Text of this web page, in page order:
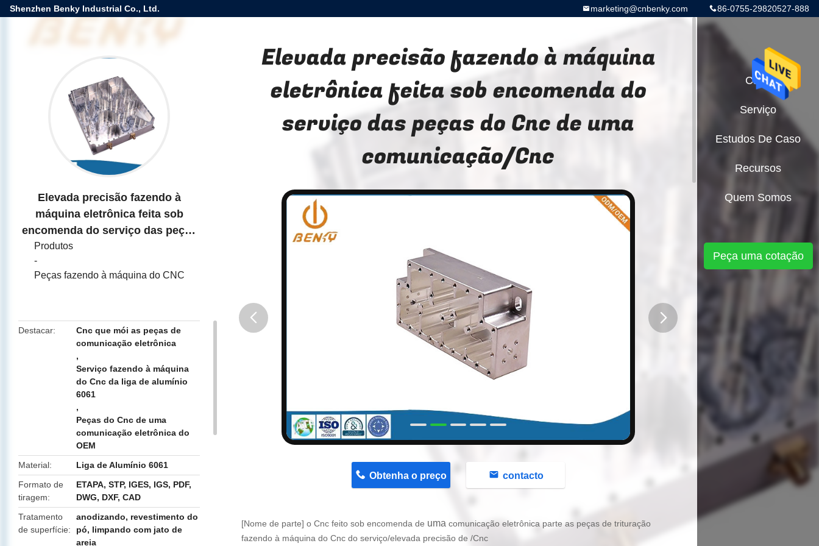
Shenzhen Benky Industrial Co., Ltd. 86-0755-29820527-888
marketing@cnbenky.com
Elevada precisão fazendo à
máquina eletrônica feita sob
encomenda do serviço das peças
do Cnc de uma comunicação/Cnc
Produtos
-
Peças fazendo à máquina do CNC
Destacar
Cnc que mói as peças de
comunicação eletrônica
,
Serviço fazendo à máquina
do Cnc da liga de alumínio
6061
,
Peças do Cnc de uma
comunicação eletrônica do
OEM
Material
Liga de Alumínio 6061
Formato de
tiragem
ETAPA, STP, IGES, IGS, PDF,
DWG, DXF, CAD
Tratamento
de superfície
anodizando, revestimento do
pó, limpando com jato de
areia
Elevada precisão fazendo à máquina
eletrônica feita sob encomenda do
serviço das peças do Cnc de uma
comunicação/Cnc
Obtenha o preço contacto
[Nome de parte] o Cnc feito sob encomenda de uma comunicação eletrônica parte as peças de trituração
fazendo à máquina do Cnc do serviço/elevada precisão de /Cnc
Casa
Serviço
Estudos De Caso
Recursos
Quem Somos
Peça uma cotação